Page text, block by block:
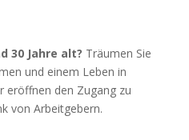
30 Jahre alt? Träumen Sie
und einem Leben in
eröffnen den Zugang zu
von Arbeitgebern.